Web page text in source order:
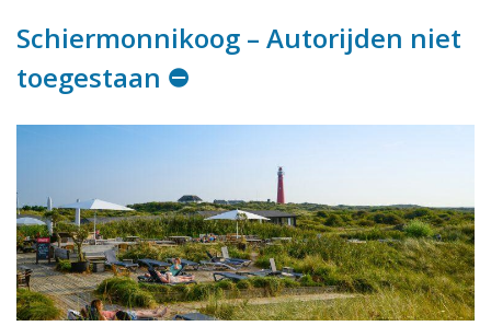
Schiermonnikoog – Autorijden niet
toegestaan ⛔️